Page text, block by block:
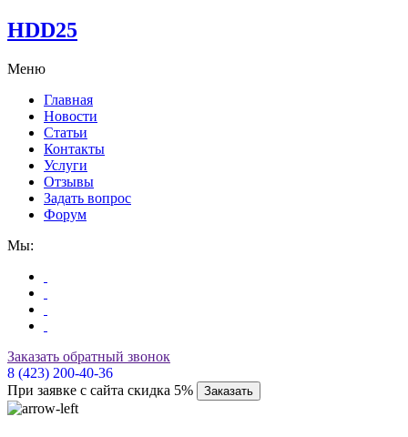
HDD25
Меню
Главная
Новости
Статьи
Контакты
Услуги
Отзывы
Задать вопрос
Форум
Мы:
Заказать обратный звонок
8 (423) 200-40-36
При заявке с сайта скидка 5%
Заказать